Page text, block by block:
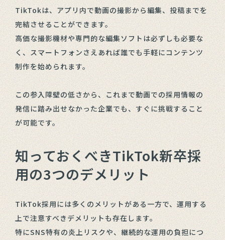
TikTokは、アプリ内で動画の撮影から編集、投稿までを
完結させることができます。
高価な撮影機材や専門的な編集ソフトは必ずしも必要な
く、スマートフォンさえあれば誰でも手軽にコンテンツ
制作を始められます。
この参入障壁の低さから、これまで動画での採用情報の
発信に踏み出せなかった企業でも、すぐに挑戦すること
が可能です。
知っておくべきTikTok新卒採
用の3つのデメリット
TikTok採用には多くのメリットがある一方で、運用する
上で注意すべきデメリットも存在します。
特にSNS特有の炎上リスクや、継続的な運用の負担につ